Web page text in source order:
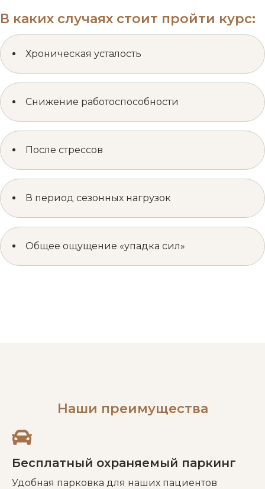
В каких случаях стоит пройти курс:
Хроническая усталость
Снижение работоспособности
После стрессов
В период сезонных нагрузок
Общее ощущение «упадка сил»
Наши преимущества
Бесплатный охраняемый паркинг
Удобная парковка для наших пациентов